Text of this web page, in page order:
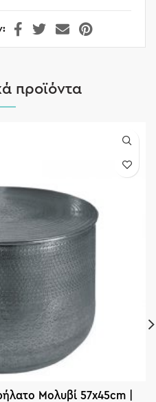
προϊόντα
Μολυβί 57x45cm |